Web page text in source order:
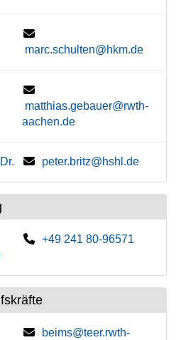
marc.schulten@hkm.de
matthias.gebauer@rwth-
aachen.de
peter.britz@hshl.de
+49 241 80-96571
beims@teer.rwth-